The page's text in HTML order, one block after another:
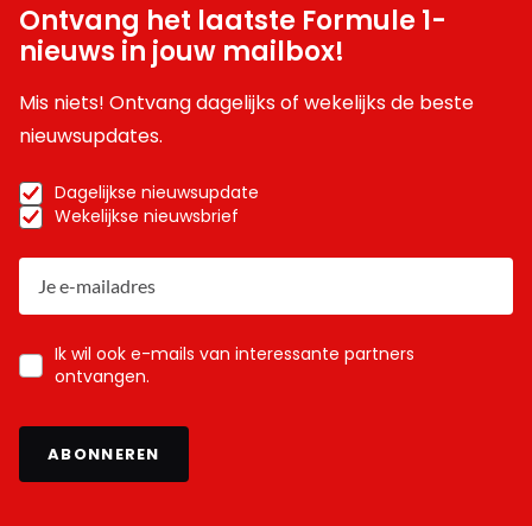
Ontvang het laatste Formule 1-
nieuws in jouw mailbox!
Mis niets! Ontvang dagelijks of wekelijks de beste
nieuwsupdates.
Dagelijkse nieuwsupdate
Wekelijkse nieuwsbrief
Ik wil ook e-mails van interessante partners
ontvangen.
ABONNEREN